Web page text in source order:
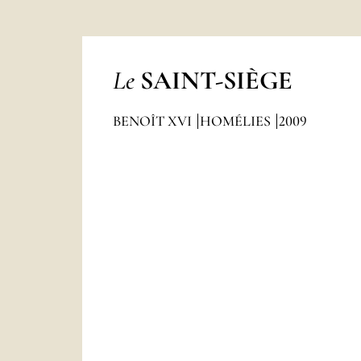
Le SAINT-SIÈGE
BENOÎT XVI HOMÉLIES 2009